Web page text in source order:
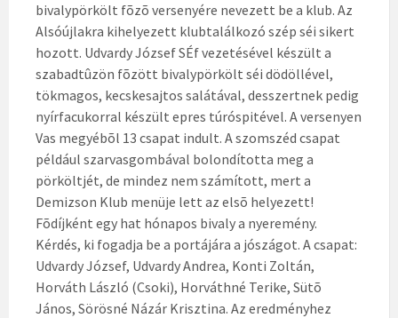
bivalypörkölt fõzõ versenyére nevezett be a klub. Az
Alsóújlakra kihelyezett klubtalálkozó szép séi sikert
hozott. Udvardy József SÉf vezetésével készült a
szabadtûzön fõzött bivalypörkölt séi dödöllével,
tökmagos, kecskesajtos salátával, desszertnek pedig
nyírfacukorral készült epres túróspitével. A versenyen
Vas megyébõl 13 csapat indult. A szomszéd csapat
például szarvasgombával bolondította meg a
pörköltjét, de mindez nem számított, mert a
Demizson Klub menüje lett az elsõ helyezett!
Fõdíjként egy hat hónapos bivaly a nyeremény.
Kérdés, ki fogadja be a portájára a jószágot. A csapat:
Udvardy József, Udvardy Andrea, Konti Zoltán,
Horváth László (Csoki), Horváthné Terike, Sütõ
János, Sörösné Názár Krisztina. Az eredményhez